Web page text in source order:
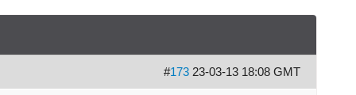
#173 23-03-13 18:08 GMT